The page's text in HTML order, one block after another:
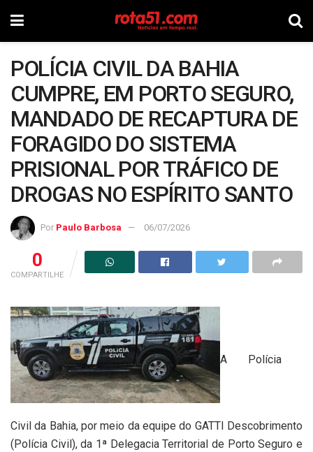
POLÍCIA CIVIL DA BAHIA
CUMPRE, EM PORTO SEGURO,
MANDADO DE RECAPTURA DE
FORAGIDO DO SISTEMA
PRISIONAL POR TRÁFICO DE
DROGAS NO ESPÍRITO SANTO
Por Paulo Barbosa 06/07/2026
0
COMPARTILHE
A Polícia
Civil da Bahia, por meio da equipe do GATTI Descobrimento
(Polícia Civil), da 1ª Delegacia Territorial de Porto Seguro e